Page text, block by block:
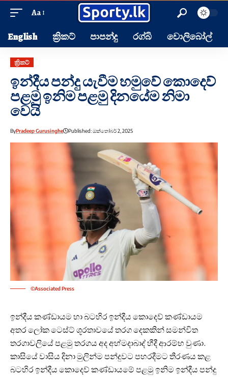
Aa
English ක්‍රිකට් පාපන්දු රග්බි වොලිබෝල්
ක්‍රිකට්
ඉන්දීය පන්දු යැවීම හමුවේ කොදෙව්
පළමු ඉනිම පළමු දිනයේම නිමා
වෙයි
ByPradeep Gurusinghe Published: ඔක්තෝබර් 2, 2025
©Associated Press
ඉන්දීය කණ්ඩායම හා බටහිර ඉන්දීය කොදෙව් කණ්ඩායම
අතර ලෝක ටෙස්ට් ශූරතාවයේ තරග දෙකකින් සමන්විත
තරගාවලියේ පළමු තරගය අද අහ්මදාබාද් හීදී ආරම්භ වුණා.
කාසියේ වාසිය දිනා මුලින්ම පන්දුවට පහරදීමට තීරණය කළ
බටහිර ඉන්දීය කොදෙව් කණ්ඩායමේ පළමු ඉනිම ඉන්දීය පන්දු